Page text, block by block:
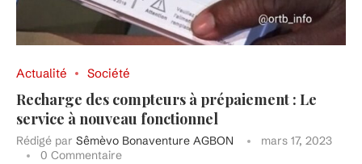
Actualité Société
Recharge des compteurs à prépaiement : Le
service à nouveau fonctionnel
Rédigé par Sêmèvo Bonaventure AGBON
mars 17, 2023
0 Commentaire